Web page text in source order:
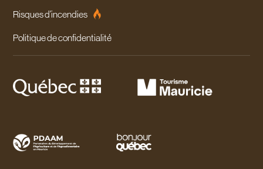
Risques d'incendies
Politique de confidentialité